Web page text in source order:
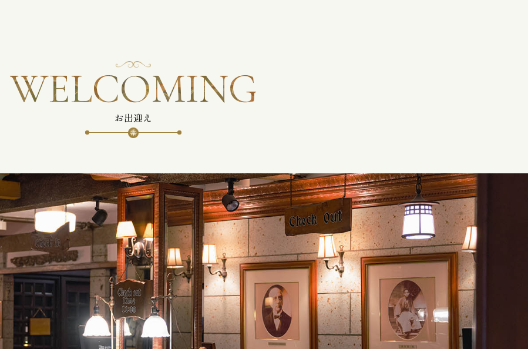
お出迎え
WELCOMING